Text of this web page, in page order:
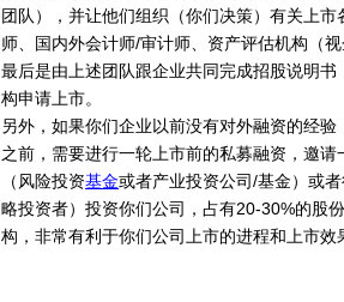
团队），并让他们组织（你们决策）有关上
师、国内外会计师/审计师、资产评估机构（
最后是由上述团队跟企业共同完成招股说明
构申请上市。
另外，如果你们企业以前没有对外融资的经
之前，需要进行一轮上市前的私募融资，邀
（风险投资基金或者产业投资公司/基金）或
略投资者）投资你们公司，占有20-30%的股
构，非常有利于你们公司上市的进程和上市效